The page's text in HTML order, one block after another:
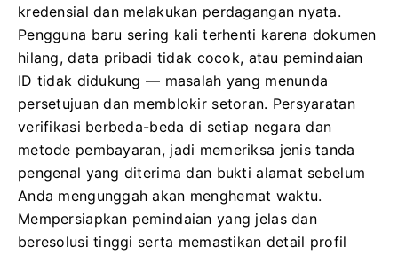
kredensial dan melakukan perdagangan nyata.
Pengguna baru sering kali terhenti karena dokumen
hilang, data pribadi tidak cocok, atau pemindaian
ID tidak didukung — masalah yang menunda
persetujuan dan memblokir setoran. Persyaratan
verifikasi berbeda-beda di setiap negara dan
metode pembayaran, jadi memeriksa jenis tanda
pengenal yang diterima dan bukti alamat sebelum
Anda mengunggah akan menghemat waktu.
Mempersiapkan pemindaian yang jelas dan
beresolusi tinggi serta memastikan detail profil